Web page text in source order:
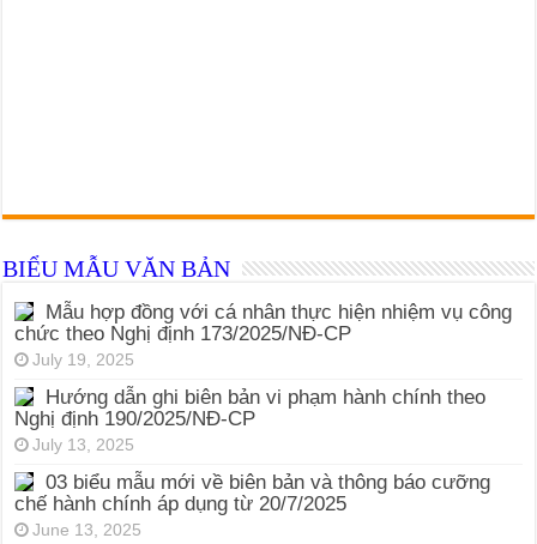
BIỂU MẪU VĂN BẢN
Mẫu hợp đồng với cá nhân thực hiện nhiệm vụ công
chức theo Nghị định 173/2025/NĐ-CP
July 19, 2025
Hướng dẫn ghi biên bản vi phạm hành chính theo
Nghị định 190/2025/NĐ-CP
July 13, 2025
03 biểu mẫu mới về biên bản và thông báo cưỡng
chế hành chính áp dụng từ 20/7/2025
June 13, 2025